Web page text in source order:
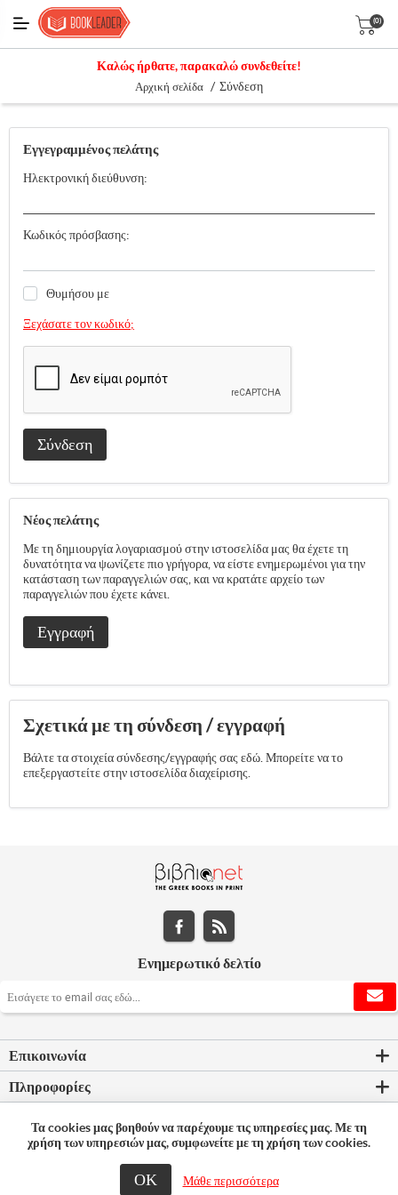
(0)
Καλώς ήρθατε, παρακαλώ συνδεθείτε!
Αρχική σελίδα / Σύνδεση
Εγγεγραμμένος πελάτης
Ηλεκτρονική διεύθυνση:
Κωδικός πρόσβασης:
Θυμήσου με
Ξεχάσατε τον κωδικό;
Σύνδεση
Νέος πελάτης
Με τη δημιουργία λογαριασμού στην ιστοσελίδα μας θα έχετε τη
δυνατότητα να ψωνίζετε πιο γρήγορα, να είστε ενημερωμένοι για την
κατάσταση των παραγγελιών σας, και να κρατάτε αρχείο των
παραγγελιών που έχετε κάνει.
Εγγραφή
Σχετικά με τη σύνδεση / εγγραφή
Βάλτε τα στοιχεία σύνδεσης/εγγραφής σας εδώ. Μπορείτε να το
επεξεργαστείτε στην ιστοσελίδα διαχείρισης.
Ενημερωτικό δελτίο
Επικοινωνία
Πληροφορίες
Ο λογαριασμός μου
© 2026 Bookleader
Τα cookies μας βοηθούν να παρέχουμε τις υπηρεσίες μας. Με τη
χρήση των υπηρεσιών μας, συμφωνείτε με τη χρήση των cookies.
ΟΚ Μάθε περισσότερα